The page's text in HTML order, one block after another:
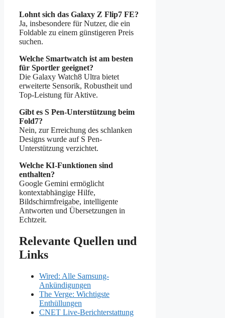
Lohnt sich das Galaxy Z Flip7 FE?
Ja, insbesondere für Nutzer, die ein
Foldable zu einem günstigeren Preis
suchen.
Welche Smartwatch ist am besten
für Sportler geeignet?
Die Galaxy Watch8 Ultra bietet
erweiterte Sensorik, Robustheit und
Top-Leistung für Aktive.
Gibt es S Pen-Unterstützung beim
Fold7?
Nein, zur Erreichung des schlanken
Designs wurde auf S Pen-
Unterstützung verzichtet.
Welche KI-Funktionen sind
enthalten?
Google Gemini ermöglicht
kontextabhängige Hilfe,
Bildschirmfreigabe, intelligente
Antworten und Übersetzungen in
Echtzeit.
Relevante Quellen und
Links
Wired: Alle Samsung-
Ankündigungen
The Verge: Wichtigste
Enthüllungen
CNET Live-Berichterstattung